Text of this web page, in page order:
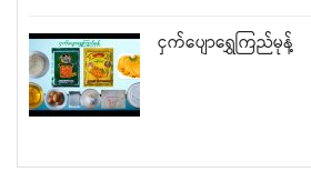
ငှက်ပျောရွှေကြည်မုန့်